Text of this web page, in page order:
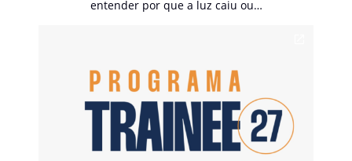
entender por que a luz caiu ou…